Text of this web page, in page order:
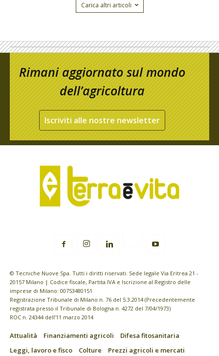
Carica altri articoli
Rimani aggiornato sul mondo
dell’agricoltura
Iscriviti alle nostre newsletter
© Tecniche Nuove Spa. Tutti i diritti riservati. Sede legale Via Eritrea 21 -
20157 Milano | Codice fiscale, Partita IVA e Iscrizione al Registro delle
imprese di Milano: 00753480151
Registrazione Tribunale di Milano n. 76 del 5.3.2014 (Precedentemente
registrata presso il Tribunale di Bologna n. 4272 del 7/04/1973)
ROC n. 24344 dell’11 marzo 2014
Attualità Finanziamenti agricoli
Difesa fitosanitaria
Leggi, lavoro e fisco
Colture
Prezzi agricoli e mercati